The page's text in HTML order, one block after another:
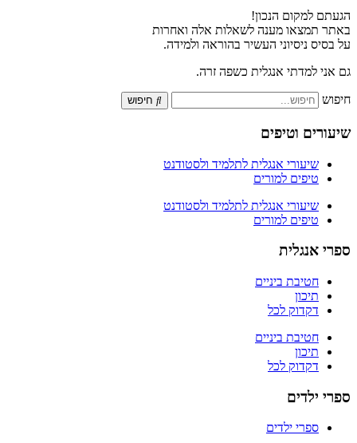
הגעתם למקום הנכון!
באתר תמצאו מענה לשאלות אלה ואחרות
על בסיס ניסיוני העשיר בהוראה ולמידה.
גם אני למדתי אנגלית כשפה זרה.
חיפוש חיפוש
שיעורים וטיפים
שיעורי אנגלית לתלמיד ולסטודנט
טיפים למורים
שיעורי אנגלית לתלמיד ולסטודנט
טיפים למורים
ספרי אנגלית
חטיבת ביניים
תיכון
דקדוק לכל
חטיבת ביניים
תיכון
דקדוק לכל
ספרי ילדים
ספרי ילדים